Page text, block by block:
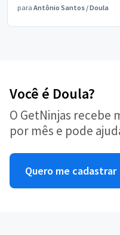
para Antônio Santos /Doula
Você é Doula?
O GetNinjas recebe
por mês e pode
Quero me cadastrar